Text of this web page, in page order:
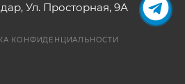
​Ул. Просторная, 9А
КОНФИДЕНЦИАЛЬНОСТИ